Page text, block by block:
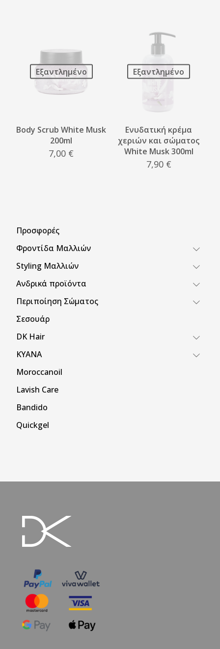
Εξαντλημένο
Body Scrub White Musk
200ml
7,00 €
Εξαντλημένο
Ενυδατική κρέμα
χεριών και σώματος
White Musk 300ml
7,90 €
Προσφορές
Φροντίδα Μαλλιών
Styling Μαλλιών
Ανδρικά προϊόντα
Περιποίηση Σώματος
Σεσουάρ
DK Hair
KYANA
Moroccanoil
Lavish Care
Bandido
Quickgel